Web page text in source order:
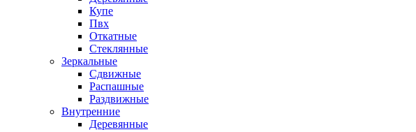
Купе
Пвх
Откатные
Стеклянные
Зеркальные
Сдвижные
Распашные
Раздвижные
Внутренние
Деревянные